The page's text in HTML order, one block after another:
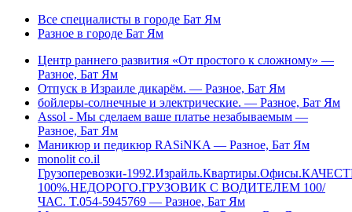
Все специалисты в городе Бат Ям
Разное в городе Бат Ям
Центр раннего развития «От простого к сложному» —
Разное, Бат Ям
Отпуск в Израиле дикарём. — Разное, Бат Ям
бойлеры-солнечные и электрические. — Разное, Бат Ям
Assol - Мы сделаем ваше платье незабываемым —
Разное, Бат Ям
Маникюр и педикюр RASiNKA — Разное, Бат Ям
monolit co.il
Грузоперевозки-
100%.НЕДОРОГО.ГРУЗОВИК С ВОДИТЕЛЕМ 100/
ЧАС. T.054-5945769 — Разное, Бат Ям